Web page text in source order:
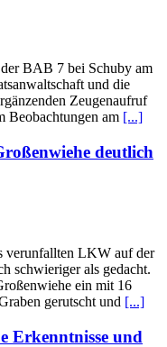
BAB 7 bei Schuby am
und die
Zeugenaufruf
Beobachtungen am [...]
deutlich
verunfallten LKW auf der
schwieriger als gedacht.
ein mit 16
gerutscht und [...]
Erkenntnisse und